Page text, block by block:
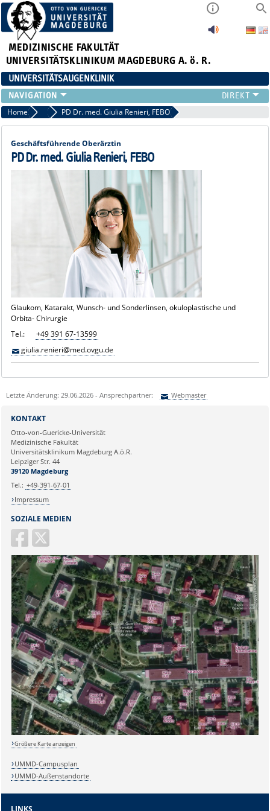
MEDIZINISCHE FAKULTÄT
UNIVERSITÄTSKLINIKUM MAGDEBURG A. ö. R.
UNIVERSITÄTSAUGENKLINIK
AKTUELLES
KLINIK
TEAM
FORSCHUNG
Home Ärztliche Mitarbeiterinnen und Mitarbeiter
PD Dr. med. Giulia Renieri, FEBO
Geschäftsführende Oberärztin
PD Dr. med. Giulia Renieri, FEBO
Glaukom, Katarakt, Wunsch- und Sonderlinsen, okuloplastische und
Orbita- Chirurgie
Tel.:
+49 391 67-13599
giulia.renieri@med.ovgu.de
Letzte Änderung: 29.06.2026 - Ansprechpartner: Webmaster
Ihre E-Mailadresse:
Ihr Anliegen:
Sicherheitsabfrage:
SOZIALE MEDIEN
KONTAKT
Otto-von-Guericke-Universität
Medizinische Fakultät
Universitätsklinikum Magdeburg A.ö.R.
Leipziger Str. 44
39120 Magdeburg
Tel.: +49-391-67-01
Impressum
Größere Karte anzeigen
UMMD-Campusplan
UMMD-Außenstandorte